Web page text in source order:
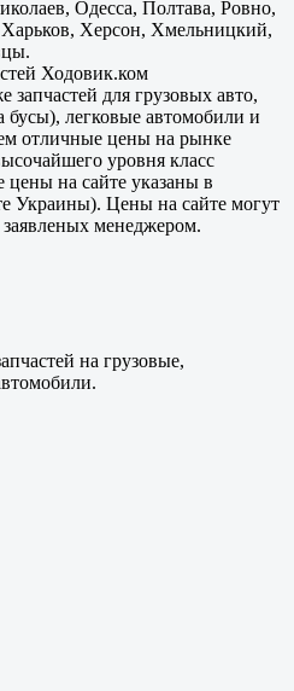
Одесса, Полтава, Ровно,
Херсон, Хмельницкий,
Ходовик.ком
запчастей для грузовых авто,
бусы), легковые автомобили и
отличные цены на рынке
уровня класс
на сайте указаны в
Украины). Цены на сайте могут
заявленых менеджером.
на грузовые,